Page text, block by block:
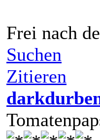
Frei nach
Suchen
Zitieren